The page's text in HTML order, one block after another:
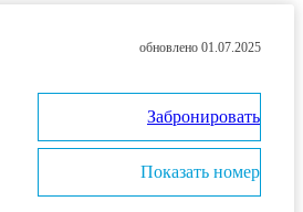
обновлено 01.07.2025
Забронировать
Показать номер